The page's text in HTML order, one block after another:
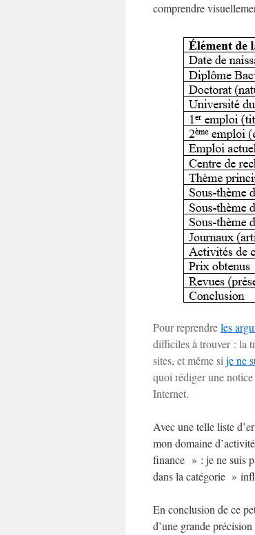
comprendre
Pour reprendreles
difficiles à trouver : la
sites, et même si je ne
quoi rédiger une
Internet.
Avec une telle liste
mon domaine
finance » : je ne suis
dans la catégorie »
En conclusion de ce
d’une grande